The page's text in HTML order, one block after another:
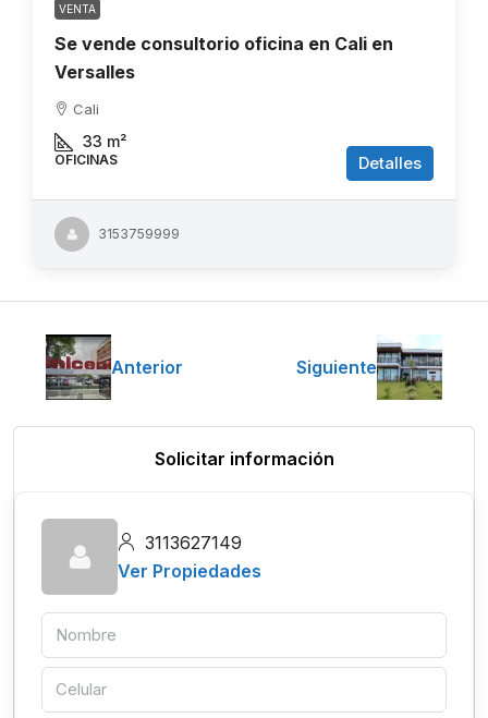
VENTA
Se vende consultorio oficina en Cali en
Versalles
Cali
33 m²
OFICINAS Detalles
3153759999
Anterior Siguiente
Solicitar información
3113627149
Ver Propiedades